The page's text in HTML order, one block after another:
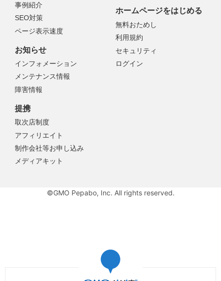
事例紹介
SEO対策
ページ表示速度
お知らせ
インフォメーション
メンテナンス情報
障害情報
提携
取次店制度
アフィリエイト
制作会社等お申し込み
メディアキット
ホームページをはじめる
無料おためし
利用規約
セキュリティ
ログイン
©GMO Pepabo, Inc. All rights reserved.